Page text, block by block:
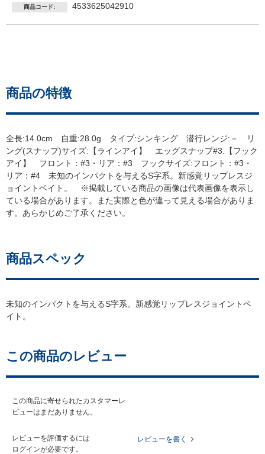
商品コード: 4533625042910
商品の特徴
全長:14.0cm 自重:28.0g タイプ:シンキング 潜行レンジ:－ リ
ング(スナップ)サイズ:【ラインアイ】 エッグスナップ#3.【フック
アイ】 フロント：#3・リア：#3 フックサイズ:フロント：#3・
リア：#4 未知のインパクトを与えるS字系。新感覚リップレスジ
ョイントベイト。 ※掲載している商品の画像は代表画像を表示し
ている場合があります。また実際と色が違って見える場合がありま
す。あらかじめご了承ください。
商品スペック
未知のインパクトを与えるS字系。新感覚リップレスジョイントベ
イト。
この商品のレビュー
この商品に寄せられたカスタマーレ
ビューはまだありません。
レビューを評価するには
ログインが必要です。
レビューを書く